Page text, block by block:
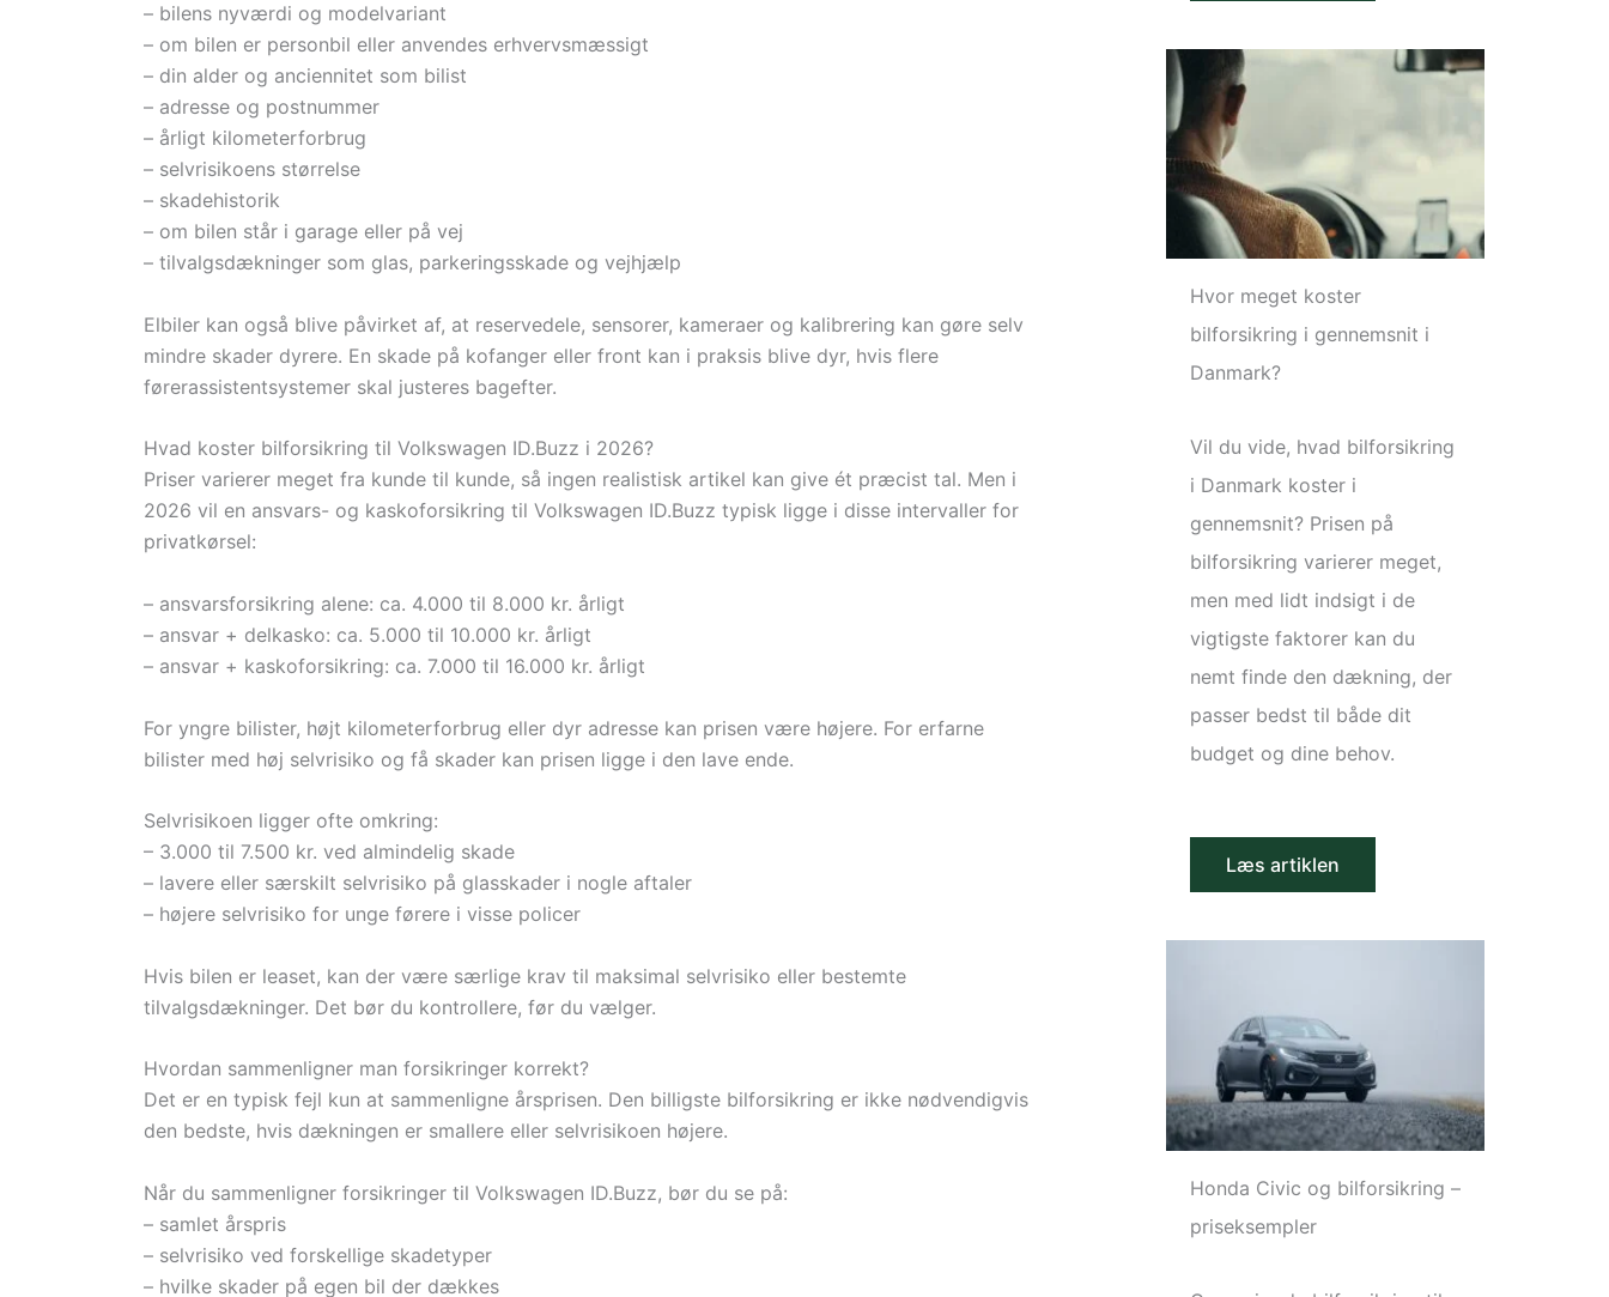
– bilens nyværdi og modelvariant
– om bilen er personbil eller anvendes erhvervsmæssigt
– din alder og anciennitet som bilist
– adresse og postnummer
– årligt kilometerforbrug
– selvrisikoens størrelse
– skadehistorik
– om bilen står i garage eller på vej
– tilvalgsdækninger som glas, parkeringsskade og vejhjælp
Elbiler kan også blive påvirket af, at reservedele, sensorer, kameraer og kalibrering kan gøre selv
mindre skader dyrere. En skade på kofanger eller front kan i praksis blive dyr, hvis flere
førerassistentsystemer skal justeres bagefter.
Hvad koster bilforsikring til Volkswagen ID.Buzz i 2026?
Priser varierer meget fra kunde til kunde, så ingen realistisk artikel kan give ét præcist tal. Men i
2026 vil en ansvars- og kaskoforsikring til Volkswagen ID.Buzz typisk ligge i disse intervaller for
privatkørsel:
– ansvarsforsikring alene: ca. 4.000 til 8.000 kr. årligt
– ansvar + delkasko: ca. 5.000 til 10.000 kr. årligt
– ansvar + kaskoforsikring: ca. 7.000 til 16.000 kr. årligt
For yngre bilister, højt kilometerforbrug eller dyr adresse kan prisen være højere. For erfarne
bilister med høj selvrisiko og få skader kan prisen ligge i den lave ende.
Selvrisikoen ligger ofte omkring:
– 3.000 til 7.500 kr. ved almindelig skade
– lavere eller særskilt selvrisiko på glasskader i nogle aftaler
– højere selvrisiko for unge førere i visse policer
Hvis bilen er leaset, kan der være særlige krav til maksimal selvrisiko eller bestemte
tilvalgsdækninger. Det bør du kontrollere, før du vælger.
Hvordan sammenligner man forsikringer korrekt?
Det er en typisk fejl kun at sammenligne årsprisen. Den billigste bilforsikring er ikke nødvendigvis
den bedste, hvis dækningen er smallere eller selvrisikoen højere.
Når du sammenligner forsikringer til Volkswagen ID.Buzz, bør du se på:
– samlet årspris
– selvrisiko ved forskellige skadetyper
– hvilke skader på egen bil der dækkes
Hvor meget koster
bilforsikring i gennemsnit i
Danmark?
Vil du vide, hvad bilforsikring
i Danmark koster i
gennemsnit? Prisen på
bilforsikring varierer meget,
men med lidt indsigt i de
vigtigste faktorer kan du
nemt finde den dækning, der
passer bedst til både dit
budget og dine behov.
Læs artiklen
Honda Civic og bilforsikring –
priseksempler